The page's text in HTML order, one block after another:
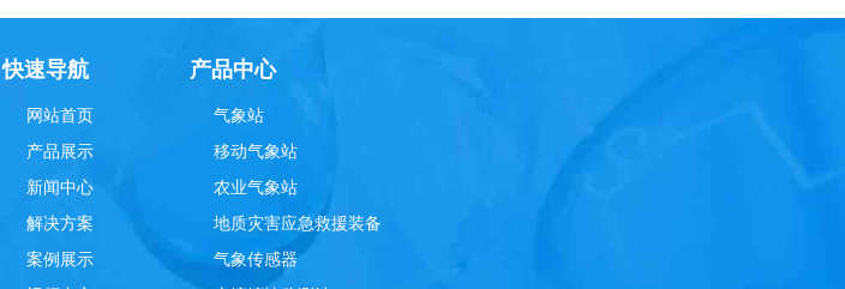
快速导航
网站首页
产品展示
新闻中心
解决方案
案例展示
产品中心
气象站
移动气象站
农业气象站
地质灾害应急救援装备
气象传感器